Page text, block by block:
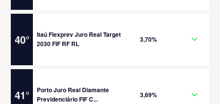
40°
Itaú Flexprev Juro Real Target
2030 FIF RF RL
3,70%
41°
Porto Juro Real Diamante
Previdenciário FIF C...
3,69%